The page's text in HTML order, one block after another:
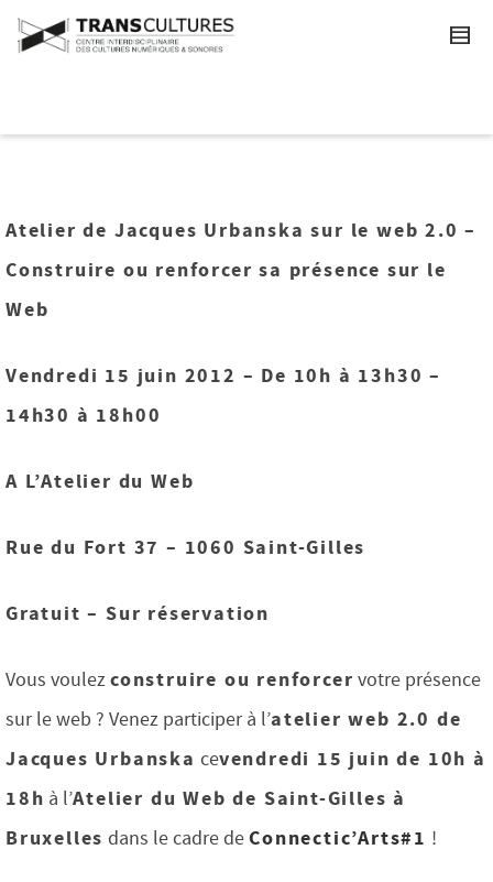
Atelier de Jacques Urbanska sur le web 2.0 –
Construire ou renforcer sa présence sur le
Web
Vendredi 15 juin 2012 – De 10h à 13h30 –
14h30 à 18h00
A L’Atelier du Web
Rue du Fort 37 – 1060 Saint-Gilles
Gratuit – Sur réservation
Vous voulezconstruire ou renforcer votre présence
sur le web ? Venez participer à l’atelier web 2.0 de
Jacques Urbanska cevendredi 15 juin de 10h à
18h à l’Atelier du Web de Saint-Gilles à
Bruxelles dans le cadre deConnectic’Arts#1 !